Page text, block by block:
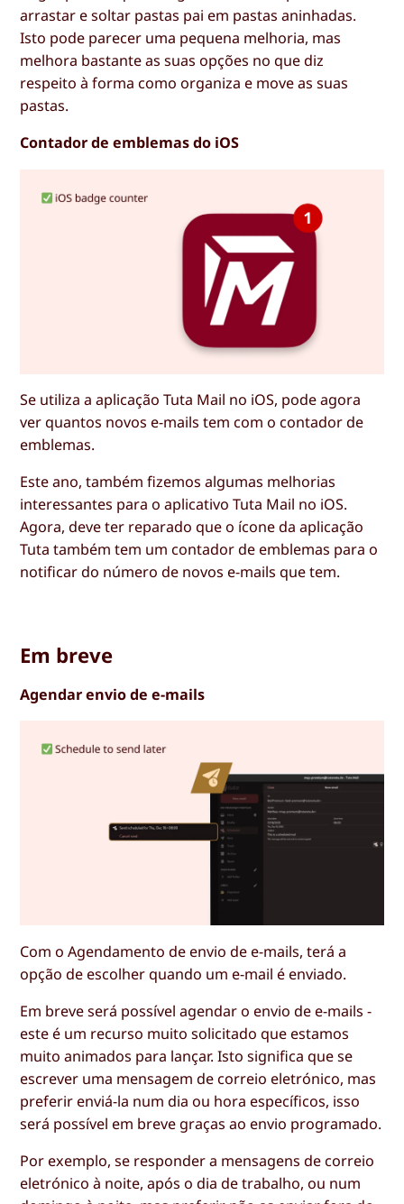
arrastar e soltar pastas pai em pastas aninhadas.
Isto pode parecer uma pequena melhoria, mas
melhora bastante as suas opções no que diz
respeito à forma como organiza e move as suas
pastas.
Contador de emblemas do iOS
Se utiliza a aplicação Tuta Mail no iOS, pode agora
ver quantos novos e-mails tem com o contador de
emblemas.
Este ano, também fizemos algumas melhorias
interessantes para o aplicativo Tuta Mail no iOS.
Agora, deve ter reparado que o ícone da aplicação
Tuta também tem um contador de emblemas para o
notificar do número de novos e-mails que tem.
Em breve
Agendar envio de e-mails
Com o Agendamento de envio de e-mails, terá a
opção de escolher quando um e-mail é enviado.
Em breve será possível agendar o envio de e-mails -
este é um recurso muito solicitado que estamos
muito animados para lançar. Isto significa que se
escrever uma mensagem de correio eletrónico, mas
preferir enviá-la num dia ou hora específicos, isso
será possível em breve graças ao envio programado.
Por exemplo, se responder a mensagens de correio
eletrónico à noite, após o dia de trabalho, ou num